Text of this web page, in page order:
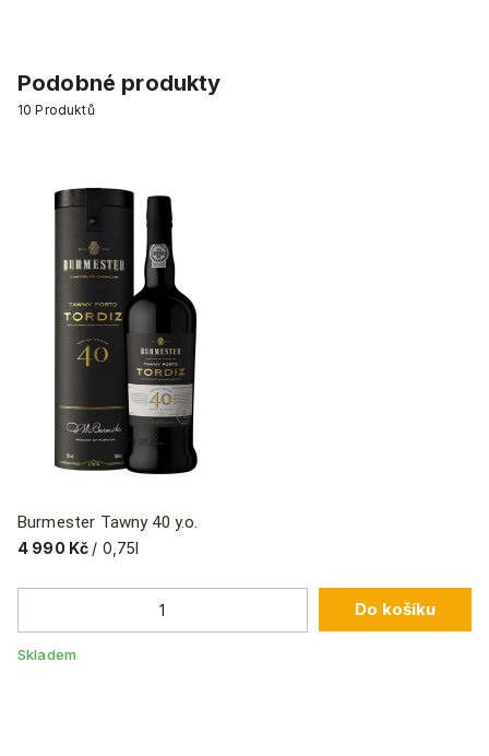
Podobné produkty
10 Produktů
Burmester Tawny 40 y.o.
4 990 Kč / 0,75l
Do košíku
Skladem